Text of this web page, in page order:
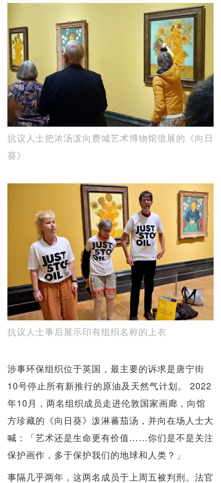
抗议人士把浓汤泼向费城艺术博物馆借展的《向日
葵》
抗议人士事后展示印有组织名称的上衣
涉事环保组织位于英国，最主要的诉求是唐宁街
10号停止所有新推行的原油及天然气计划。 2022
年10月，两名组织成员走进伦敦国家画廊，向馆
方珍藏的《向日葵》泼淋蕃茄汤，并向在场人士大
喊：「艺术还是生命更有价值……你们是不是关注
保护画作，多于保护我们的地球和人类？」
事隔几乎两年，这两名成员于上周五被判刑。法官